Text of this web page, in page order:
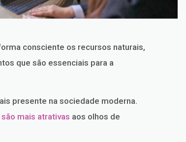
consciente os recursos naturais,
que são essenciais para a
presente na sociedade moderna.
mais atrativas aos olhos de